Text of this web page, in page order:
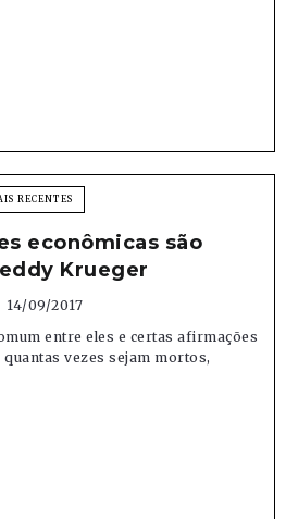
RECENTES
econômicas são
Krueger
14/09/2017
entre eles e certas afirmações
vezes sejam mortos,